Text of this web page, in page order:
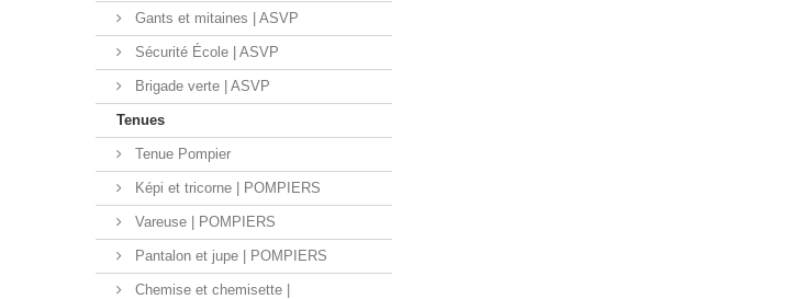
Gants et mitaines | ASVP
Sécurité École | ASVP
Brigade verte | ASVP
Tenues
Tenue Pompier
Képi et tricorne | POMPIERS
Vareuse | POMPIERS
Pantalon et jupe | POMPIERS
Chemise et chemisette |